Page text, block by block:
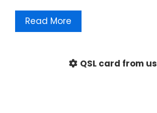
Read More
QSL card from us